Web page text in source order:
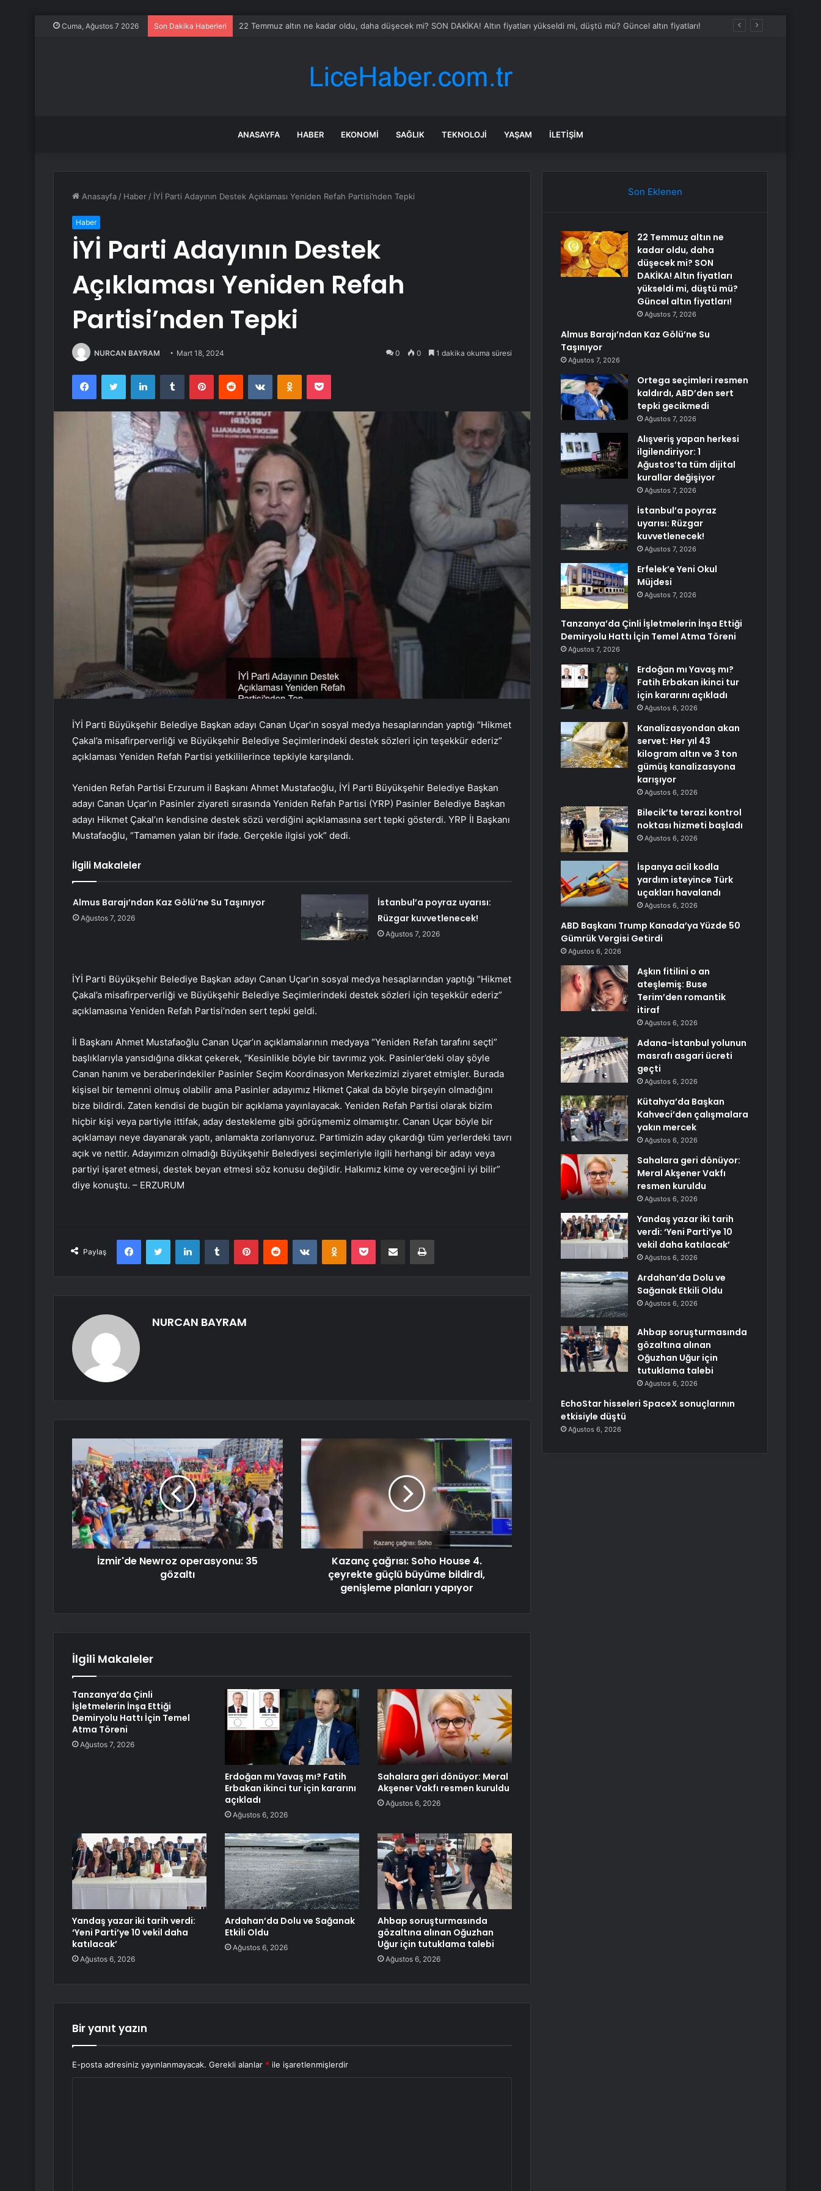
Cuma, Ağustos 7 2026 Son Dakika Haberleri Almus Barajı’ndan Kaz Gölü’ne Su Taşınıyor
ANASAYFA HABER EKONOMI SAĞLIK TEKNOLOJI YAŞAM İLETIŞIM
Anasayfa / Haber / İYİ Parti Adayının Destek Açıklaması Yeniden Refah Partisi’nden Tepki
Haber
İYİ Parti Adayının Destek
Açıklaması Yeniden Refah
Partisi’nden Tepki
NURCAN BAYRAM Mart 18, 2024 0 0 1 dakika okuma süresi
FacebookTwitter LinkedInTumblr PinterestReddit VKontakteOdnoklassniki
Pocket
İYİ Parti Büyükşehir Belediye Başkan adayı Canan Uçar’ın sosyal medya hesaplarından yaptığı “Hikmet
Çakal’a misafirperverliği ve Büyükşehir Belediye Seçimlerindeki destek sözleri için teşekkür ederiz”
açıklaması Yeniden Refah Partisi yetkililerince tepkiyle karşılandı.
Yeniden Refah Partisi Erzurum il Başkanı Ahmet Mustafaoğlu, İYİ Parti Büyükşehir Belediye Başkan
adayı Canan Uçar’ın Pasinler ziyareti sırasında Yeniden Refah Partisi (YRP) Pasinler Belediye Başkan
adayı Hikmet Çakal’ın kendisine destek sözü verdiğini açıklamasına sert tepki gösterdi. YRP İl Başkanı
Mustafaoğlu, “Tamamen yalan bir ifade. Gerçekle ilgisi yok” dedi.
İlgili Makaleler
Almus Barajı’ndan Kaz Gölü’ne Su Taşınıyor
Ağustos 7, 2026
İstanbul’a poyraz uyarısı:
Rüzgar kuvvetlenecek!
Ağustos 7, 2026
İYİ Parti Büyükşehir Belediye Başkan adayı Canan Uçar’ın sosyal medya hesaplarından yaptığı “Hikmet
Çakal’a misafirperverliği ve Büyükşehir Belediye Seçimlerindeki destek sözleri için teşekkür ederiz”
açıklamasına Yeniden Refah Partisi’nden sert tepki geldi.
İl Başkanı Ahmet Mustafaoğlu Canan Uçar’ın açıklamalarının medyaya “Yeniden Refah tarafını seçti”
başlıklarıyla yansıdığına dikkat çekerek, “Kesinlikle böyle bir tavrımız yok. Pasinler’deki olay şöyle
Canan hanım ve beraberindekiler Pasinler Seçim Koordinasyon Merkezimizi ziyaret etmişler. Burada
kişisel bir temenni olmuş olabilir ama Pasinler adayımız Hikmet Çakal da böyle birşeyin olmadığını
bize bildirdi. Zaten kendisi de bugün bir açıklama yayınlayacak. Yeniden Refah Partisi olarak bizim
hiçbir kişi veya partiyle ittifak, aday destekleme gibi görüşmemiz olmamıştır. Canan Uçar böyle bir
açıklamayı neye dayanarak yaptı, anlamakta zorlanıyoruz. Partimizin aday çıkardığı tüm yerlerdeki tavrı
açık ve nettir. Adayımızın olmadığı Büyükşehir Belediyesi seçimleriyle ilgili herhangi bir adayı veya
partiyi işaret etmesi, destek beyan etmesi söz konusu değildir. Halkımız kime oy vereceğini iyi bilir”
diye konuştu. – ERZURUM
Paylaş
FacebookTwitter LinkedInTumblr PinterestReddit VKontakteOdnoklassniki
Pocket E-Posta ile paylaş Yazdır
NURCAN BAYRAM
İzmir'de Newroz operasyonu: 35
gözaltı
Kazanç çağrısı: Soho House 4.
çeyrekte güçlü büyüme bildirdi,
genişleme planları yapıyor
İlgili Makaleler
Tanzanya’da Çinli
İşletmelerin İnşa Ettiği
Demiryolu Hattı İçin Temel
Atma Töreni
Ağustos 7, 2026
Erdoğan mı Yavaş mı? Fatih
Erbakan ikinci tur için kararını
açıkladı
Ağustos 6, 2026
Sahalara geri dönüyor: Meral
Akşener Vakfı resmen kuruldu
Ağustos 6, 2026
Yandaş yazar iki tarih verdi:
‘Yeni Parti’ye 10 vekil daha
katılacak’
Ağustos 6, 2026
Ardahan’da Dolu ve Sağanak
Etkili Oldu
Ağustos 6, 2026
Ahbap soruşturmasında
gözaltına alınan Oğuzhan
Uğur için tutuklama talebi
Ağustos 6, 2026
Bir yanıt yazın
E-posta adresiniz yayınlanmayacak. Gerekli alanlar * ile işaretlenmişlerdir
Son Eklenen
22 Temmuz altın ne
kadar oldu, daha
düşecek mi? SON
DAKİKA! Altın fiyatları
yükseldi mi, düştü mü?
Güncel altın fiyatları!
Ağustos 7, 2026
Almus Barajı’ndan Kaz Gölü’ne Su
Taşınıyor
Ağustos 7, 2026
Ortega seçimleri resmen
kaldırdı, ABD’den sert
tepki gecikmedi
Ağustos 7, 2026
Alışveriş yapan herkesi
ilgilendiriyor: 1
Ağustos’ta tüm dijital
kurallar değişiyor
Ağustos 7, 2026
İstanbul’a poyraz
uyarısı: Rüzgar
kuvvetlenecek!
Ağustos 7, 2026
Erfelek’e Yeni Okul
Müjdesi
Ağustos 7, 2026
Tanzanya’da Çinli İşletmelerin İnşa Ettiği
Demiryolu Hattı İçin Temel Atma Töreni
Ağustos 7, 2026
Erdoğan mı Yavaş mı?
Fatih Erbakan ikinci tur
için kararını açıkladı
Ağustos 6, 2026
Kanalizasyondan akan
servet: Her yıl 43
kilogram altın ve 3 ton
gümüş kanalizasyona
karışıyor
Ağustos 6, 2026
Bilecik’te terazi kontrol
noktası hizmeti başladı
Ağustos 6, 2026
İspanya acil kodla
yardım isteyince Türk
uçakları havalandı
Ağustos 6, 2026
ABD Başkanı Trump Kanada’ya Yüzde 50
Gümrük Vergisi Getirdi
Ağustos 6, 2026
Aşkın fitilini o an
ateşlemiş: Buse
Terim’den romantik
itiraf
Ağustos 6, 2026
Adana-İstanbul yolunun
masrafı asgari ücreti
geçti
Ağustos 6, 2026
Kütahya’da Başkan
Kahveci’den çalışmalara
yakın mercek
Ağustos 6, 2026
Sahalara geri dönüyor:
Meral Akşener Vakfı
resmen kuruldu
Ağustos 6, 2026
Yandaş yazar iki tarih
verdi: ‘Yeni Parti’ye 10
vekil daha katılacak’
Ağustos 6, 2026
Ardahan’da Dolu ve
Sağanak Etkili Oldu
Ağustos 6, 2026
Ahbap soruşturmasında
gözaltına alınan
Oğuzhan Uğur için
tutuklama talebi
Ağustos 6, 2026
EchoStar hisseleri SpaceX sonuçlarının
etkisiyle düştü
Ağustos 6, 2026